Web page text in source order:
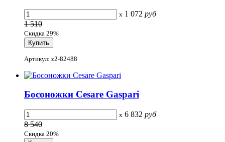
x 1 072 руб
1 510
Скидка 29%
Артикул: z2-82488
Босоножки Cesare Gaspari
x 6 832 руб
8 540
Скидка 20%